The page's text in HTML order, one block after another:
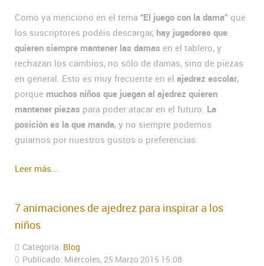
Como ya menciono en el tema “El juego con la dama” que
los suscriptores podéis descargar, hay jugadores que
quieren siempre mantener las damas en el tablero, y
rechazan los cambios, no sólo de damas, sino de piezas
en general. Esto es muy frecuente en el ajedrez escolar,
porque muchos niños que juegan al ajedrez quieren
mantener piezas para poder atacar en el futuro. La
posición es la que manda, y no siempre podemos
guiarnos por nuestros gustos o preferencias.
Leer más...
7 animaciones de ajedrez para inspirar a los
niños
Categoría: Blog
Publicado: Miércoles, 25 Marzo 2015 15:08